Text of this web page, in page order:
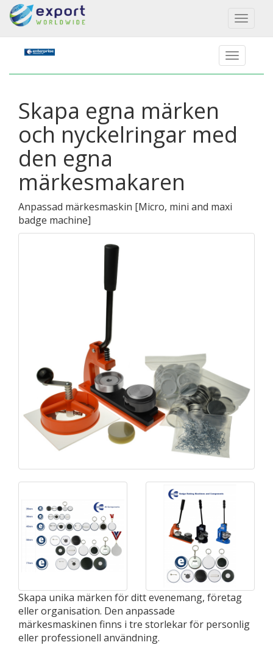
Toggle
Skapa egna märken
och nyckelringar med
den egna
märkesmakaren
Anpassad märkesmaskin [Micro, mini and maxi
badge machine]
Skapa unika märken för ditt evenemang, företag
eller organisation. Den anpassade
märkesmaskinen finns i tre storlekar för personlig
eller professionell användning.